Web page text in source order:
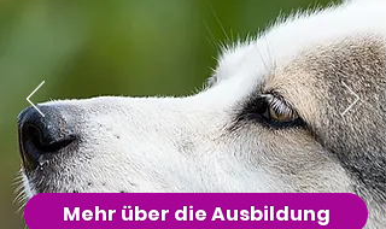
Mehr über die Ausbildung